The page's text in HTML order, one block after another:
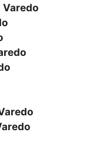
Varedo